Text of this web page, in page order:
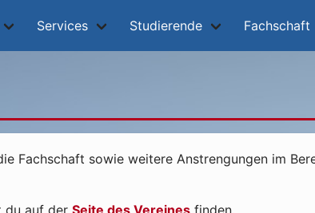
Services Studierende Fachschaft
Fachschaft sowie weitere Anstrengungen im
du auf der Seite des Vereines finden.